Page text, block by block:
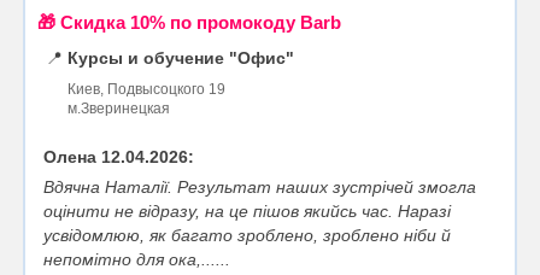
🎁 Cкидка 10% по промокоду Barb
📍 Курсы и обучение "Офис"
Киев, Подвысоцкого 19
м.Зверинецкая
Олена 12.04.2026:
Вдячна Наталії. Результат наших зустрічей змогла
оцінити не відразу, на це пішов якийсь час. Наразі
усвідомлюю, як багато зроблено, зроблено ніби й
непомітно для ока,......